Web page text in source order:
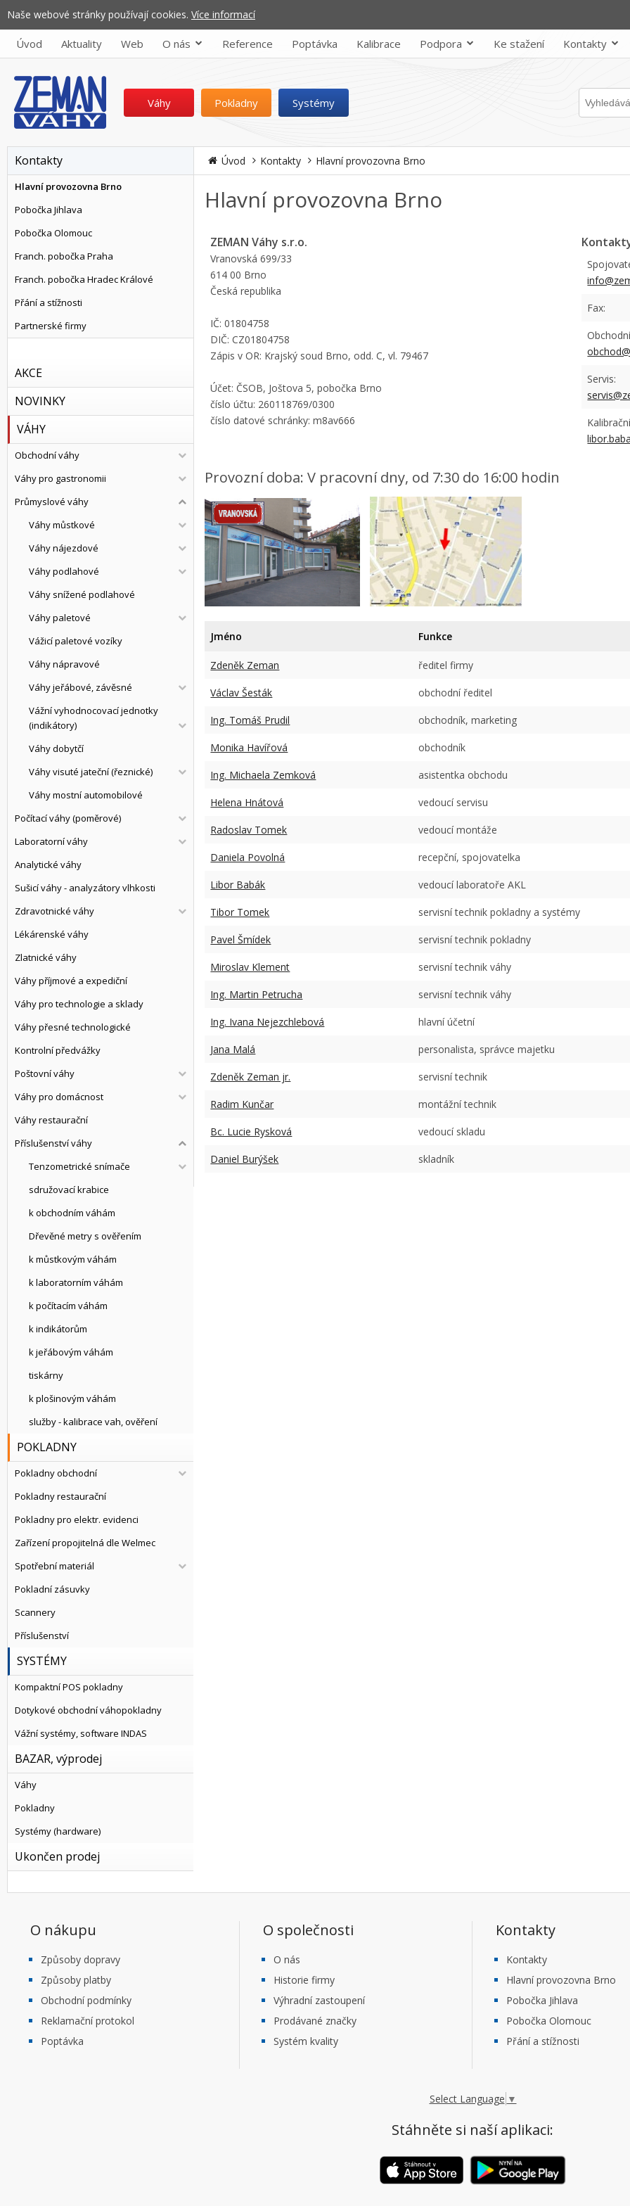
Naše webové stránky používají cookies. Více informací
Úvod Aktuality Web O nás Reference Poptávka Kalibrace Podpora Ke stažení Kontakty
Váhy Pokladny Systémy
Kontakty
Hlavní provozovna Brno
Pobočka Jihlava
Pobočka Olomouc
Franch. pobočka Praha
Franch. pobočka Hradec Králové
Přání a stížnosti
Partnerské firmy
AKCE
NOVINKY
VÁHY
Obchodní váhy
Váhy pro gastronomii
Průmyslové váhy
Váhy můstkové
Váhy nájezdové
Váhy podlahové
Váhy snížené podlahové
Váhy paletové
Vážicí paletové vozíky
Váhy nápravové
Váhy jeřábové, závěsné
Vážní vyhodnocovací jednotky
(indikátory)
Váhy dobytčí
Váhy visuté jateční (řeznické)
Váhy mostní automobilové
Počítací váhy (poměrové)
Laboratorní váhy
Analytické váhy
Sušicí váhy - analyzátory vlhkosti
Zdravotnické váhy
Lékárenské váhy
Zlatnické váhy
Váhy příjmové a expediční
Váhy pro technologie a sklady
Váhy přesné technologické
Kontrolní předvážky
Poštovní váhy
Váhy pro domácnost
Váhy restaurační
Příslušenství váhy
Tenzometrické snímače
sdružovací krabice
k obchodním váhám
Dřevěné metry s ověřením
k můstkovým váhám
k laboratorním váhám
k počítacím váhám
k indikátorům
k jeřábovým váhám
tiskárny
k plošinovým váhám
služby - kalibrace vah, ověření
POKLADNY
Pokladny obchodní
Pokladny restaurační
Pokladny pro elektr. evidenci
Zařízení propojitelná dle Welmec
Spotřební materiál
Pokladní zásuvky
Scannery
Příslušenství
SYSTÉMY
Kompaktní POS pokladny
Dotykové obchodní váhopokladny
Vážní systémy, software INDAS
BAZAR, výprodej
Váhy
Pokladny
Systémy (hardware)
Ukončen prodej
Úvod Kontakty Hlavní provozovna Brno
Hlavní provozovna Brno
ZEMAN Váhy s.r.o.
Vranovská 699/33
614 00 Brno
Česká republika
IČ: 01804758
DIČ: CZ01804758
Zápis v OR: Krajský soud Brno, odd. C, vl. 79467
Účet: ČSOB, Joštova 5, pobočka Brno
číslo účtu: 260118769/0300
číslo datové schránky: m8av666
Fax:
Servis:
Provozní doba: V pracovní dny, od 7:30 do 16:00 hodin
Jméno Funkce
Zdeněk Zeman ředitel firmy
Václav Šesták obchodní ředitel
Ing. Tomáš Prudil obchodník, marketing
Monika Havířová obchodník
Ing. Michaela Zemková asistentka obchodu
Helena Hnátová vedoucí servisu
Radoslav Tomek vedoucí montáže
Daniela Povolná recepční, spojovatelka
Libor Babák vedoucí laboratoře AKL
Tibor Tomek servisní technik pokladny a systémy
Pavel Šmídek servisní technik pokladny
Miroslav Klement servisní technik váhy
Ing. Martin Petrucha servisní technik váhy
Ing. Ivana Nejezchlebová hlavní účetní
Jana Malá personalista, správce majetku
Zdeněk Zeman jr. servisní technik
Radim Kunčar montážní technik
Bc. Lucie Rysková vedoucí skladu
Daniel Burýšek skladník
O nákupu
Způsoby dopravy
Způsoby platby
Obchodní podmínky
Reklamační protokol
Poptávka
O společnosti
O nás
Historie firmy
Výhradní zastoupení
Prodávané značky
Systém kvality
Kontakty
Kontakty
Hlavní provozovna Brno
Pobočka Jihlava
Pobočka Olomouc
Přání a stížnosti
Select Language ▼
Stáhněte si naší aplikaci: